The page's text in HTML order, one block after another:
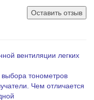
Оставить отзыв
вентиляции легких
тонометров
Чем отличается